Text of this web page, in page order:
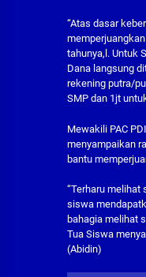
“Atas dasar
tahunya,l. Untuk
Dana langsung
rekening putra/
SMP dan 1jt
Mewakili PAC
menyampaikan
bantu
“Terharu melihat
siswa
bahagia melihat
Tua Siswa
(Abidin)